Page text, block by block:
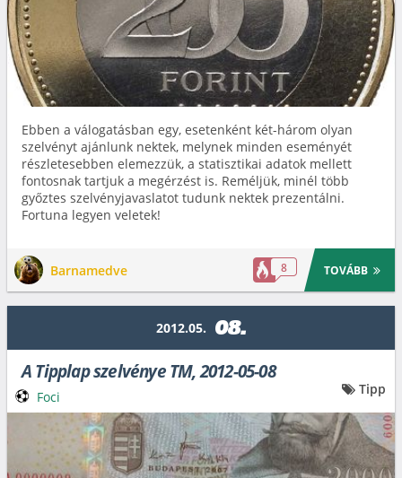
Ebben a válogatásban egy, esetenként két-három olyan
szelvényt ajánlunk nektek, melynek minden eseményét
részletesebben elemezzük, a statisztikai adatok mellett
fontosnak tartjuk a megérzést is. Reméljük, minél több
győztes szelvényjavaslatot tudunk nektek prezentálni.
Fortuna legyen veletek!
Barnamedve 8 TOVÁBB
2012.05. 08.
A Tipplap szelvénye TM, 2012-05-08
Foci Tipp